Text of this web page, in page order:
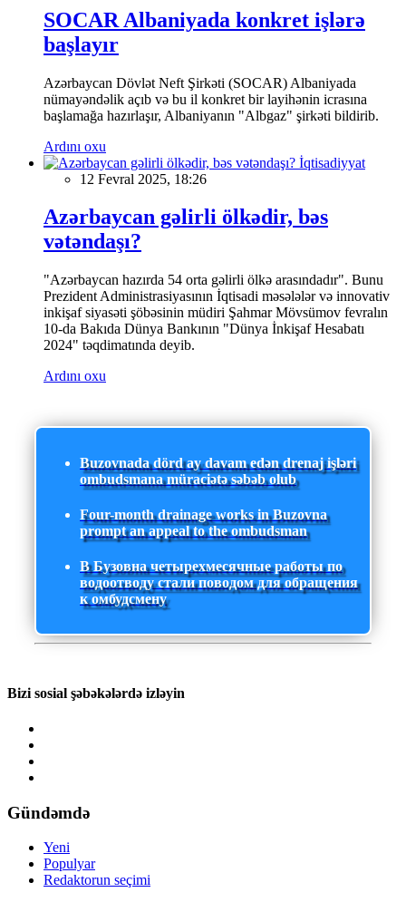
SOCAR Albaniyada konkret işlərə
başlayır
Azərbaycan Dövlət Neft Şirkəti (SOCAR) Albaniyada
nümayəndəlik açıb və bu il konkret bir layihənin icrasına
başlamağa hazırlaşır, Albaniyanın "Albgaz" şirkəti bildirib.
Ardını oxu
İqtisadiyyat
12 Fevral 2025, 18:26
Azərbaycan gəlirli ölkədir, bəs
vətəndaşı?
"Azərbaycan hazırda 54 orta gəlirli ölkə arasındadır". Bunu
Prezident Administrasiyasının İqtisadi məsələlər və innovativ
inkişaf siyasəti şöbəsinin müdiri Şahmar Mövsümov fevralın
10-da Bakıda Dünya Bankının "Dünya İnkişaf Hesabatı
2024" təqdimatında deyib.
Ardını oxu
Buzovnada dörd ay davam edən drenaj işləri
ombudsmana müraciətə səbəb olub
Four-month drainage works in Buzovna
prompt an appeal to the ombudsman
В Бузовна четырехмесячные работы по
водоотводу стали поводом для обращения
к омбудсмену
Bizi sosial şəbəkələrdə izləyin
Gündəmdə
Yeni
Populyar
Redaktorun seçimi